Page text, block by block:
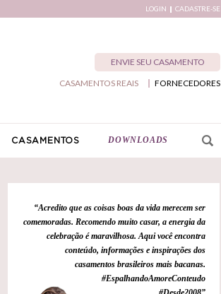
LOGIN CADASTRE-SE
ENVIE SEU CASAMENTO
FORNECEDORES
CASAMENTOS REAIS
CASAMENTOS DOWNLOADS
“Acredito que as coisas boas da vida merecem ser
comemoradas. Recomendo muito casar, a energia da
celebração é maravilhosa. Aqui você encontra
conteúdo, informações e inspirações dos
casamentos brasileiros mais bacanas.
#EspalhandoAmoreConteudo